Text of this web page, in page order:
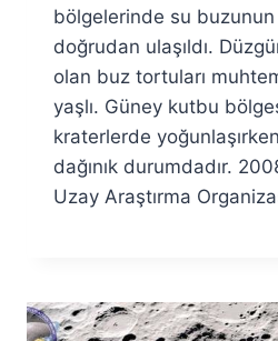
Özyar
bölgelerinde su buzunun
doğrudan ulaşıldı.
olan buz tortuları
yaşlı. Güney kutbu
kraterlerde
dağınık durumdadır.
Uzay Araştırma